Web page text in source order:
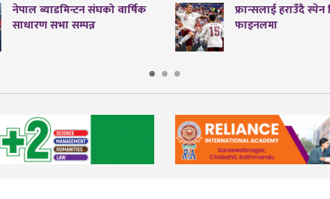
नेपाल ब्याडमिन्टन संघको वार्षिक
साधारण सभा सम्पन्न
फ्रान्सलाई हराउँदै
फाइनलमा